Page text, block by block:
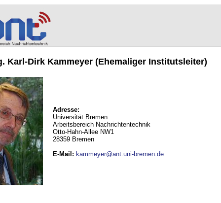
Karl-Dirk Kammeyer (Ehemaliger Institutsleiter)
Adresse:
Universität Bremen
Arbeitsbereich Nachrichtentechnik
Otto-Hahn-Allee NW1
28359 Bremen
E-Mail : kammeyer@ant.uni-bremen.de